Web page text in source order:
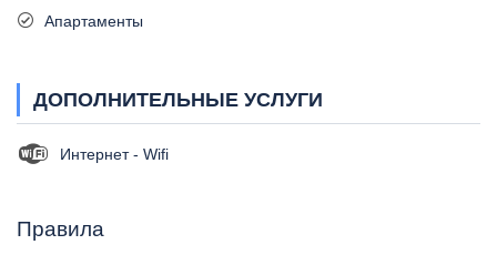
Апартаменты
ДОПОЛНИТЕЛЬНЫЕ УСЛУГИ
Интернет - Wifi
Правила